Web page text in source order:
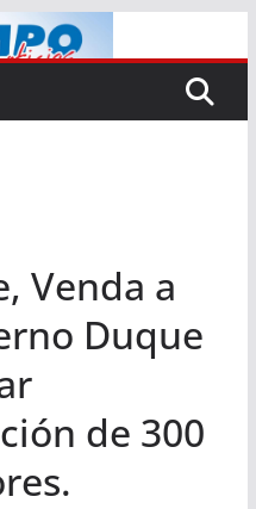
Venda a
Duque
de 300